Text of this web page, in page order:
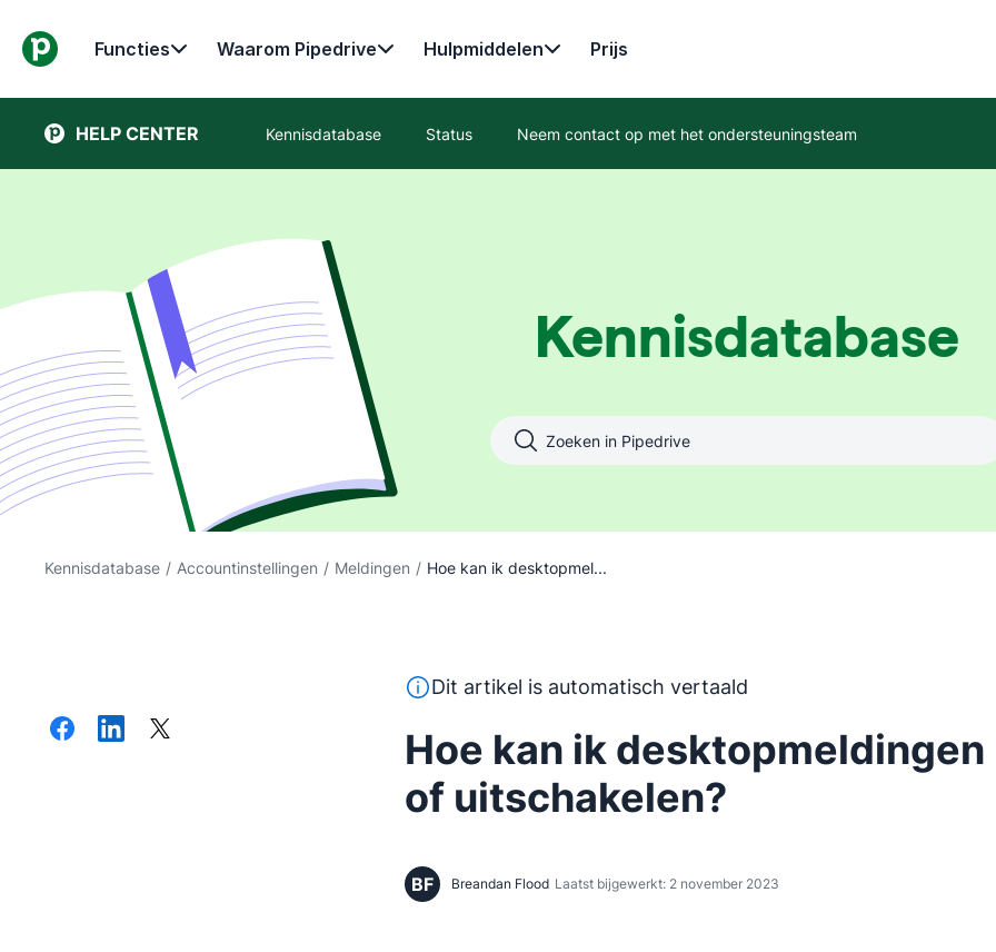
Functies Waarom Pipedrive Hulpmiddelen Prijs
HELP CENTER Kennisdatabase Status Neem contact op met het ondersteuningsteam
Kennisdatabase
Kennisdatabase / Accountinstellingen / Meldingen / Hoe kan ik desktopmel...
Deze tekst is automatisch vertaald uit het Engels, zonder inbreng
Dit artikel is automatisch vertaald
Hoe kan ik
of uitschakelen?
BF Breandan Flood Laatst bijgewerkt: 2 november 2023